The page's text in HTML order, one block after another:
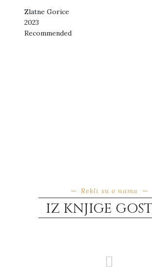
Zlatne Gorice
2023
Recommended
Rekli su o nama
IZ KNJIGE